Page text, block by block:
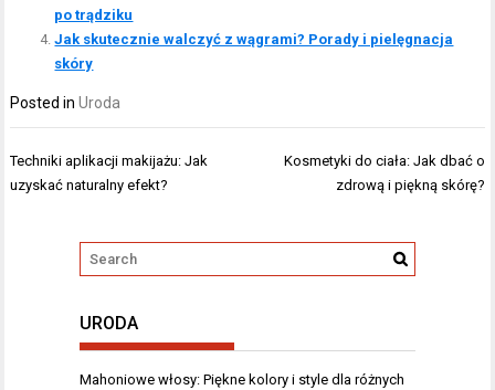
po trądziku
Jak skutecznie walczyć z wągrami? Porady i pielęgnacja
skóry
Posted inUroda
Nawigacja
wpisu
Techniki aplikacji makijażu: Jak
uzyskać naturalny efekt?
Kosmetyki do ciała: Jak dbać o
zdrową i piękną skórę?
URODA
Mahoniowe włosy: Piękne kolory i style dla różnych